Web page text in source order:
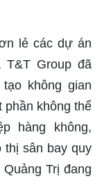
lẻ các dự án
T&T Group đã
không gian
phần không thể
hàng không,
thị sân bay quy
Trị đang